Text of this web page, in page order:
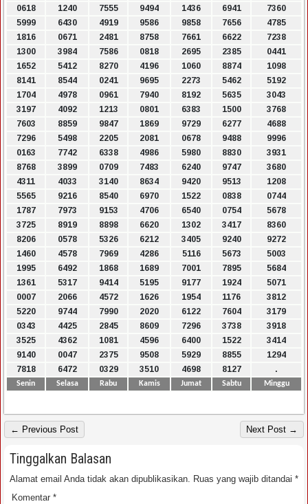
0618
1240 7555 9494 1436 6941
7360
5999
6430 4919 9586 9858 7656
4785
1816
0671 2481 8758 7661 6622
7238
1300
3984 7586 0818 2695 2385
0441
1652
5412 8270 4196 1060 8874
1098
8141
8544 0241 9695 2273 5462
5192
1704
4978 0961 7940 8192 5635
3043
3197
4092 1213 0801 6383 1500
3768
7603
8859 9847 1869 9729 6277
4688
7296
5498 2205 2081 0678 9488
9996
0163
7742 6338 4986 5980 8830
3931
8768
3899 0709 7483 6240 9747
3680
4311
4033 3140 8634 9420 9513
1208
5565
9216 8540 6970 1522 0838
0744
1787
7973 9153 4706 6540 0754
5678
3725
8919 8898 6620 1302 3417
8360
8206
0578 5326 6212 3405 9240
9272
1460
4578 7969 4286 5116 5673
5003
1995
6492 1868 1689 7001 7895
5684
1361
5317 9414 5195 9177 1924
5071
0007
2066 4572 1626 1954 1176
3812
5220
9744 7990 2020 6122 7604
3179
0343
4425 2845 8609 7296 3738
3918
3525
4362 1081 4596 6400 1522
3414
9140
0047 2375 9508 5929 8855
1294
7818
6472 0329 3510 4698 8127 .
Senin Selasa Rabu Kamis Jumat Sabtu Minggu
← Previous Post Next Post →
Tinggalkan Balasan
Alamat email Anda tidak akan dipublikasikan. Ruas yang wajib ditandai *
Komentar *